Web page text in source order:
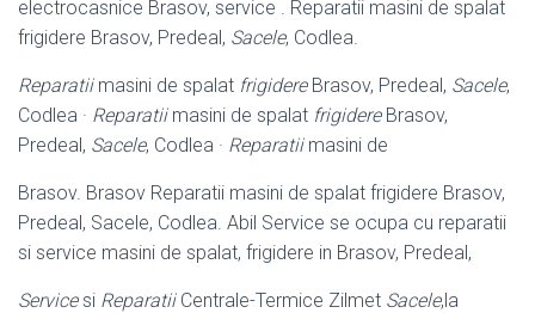
electrocasnice Brasov, service . Reparatii masini de spalat
frigidere Brasov, Predeal, Sacele, Codlea.
Reparatiimasini de spalat frigidereBrasov, Predeal, Sacele,
Codlea · Reparatiimasini de spalat frigidereBrasov,
Predeal, Sacele, Codlea · Reparatiimasini de
Brasov. Brasov Reparatii masini de spalat frigidere Brasov,
Predeal, Sacele, Codlea. Abil Service se ocupa cu reparatii
si service masini de spalat, frigidere in Brasov, Predeal,
Servicesi ReparatiiCentrale-Termice Zilmet Sacele,la